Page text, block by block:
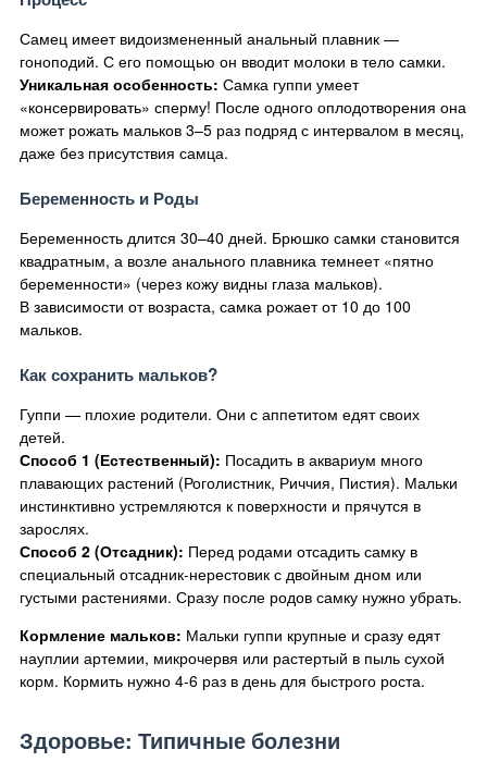
Самец имеет видоизмененный анальный плавник —
гоноподий. С его помощью он вводит молоки в тело самки.
Уникальная особенность: Самка гуппи умеет
«консервировать» сперму! После одного оплодотворения она
может рожать мальков 3–5 раз подряд с интервалом в месяц,
даже без присутствия самца.
Беременность и Роды
Беременность длится 30–40 дней. Брюшко самки становится
квадратным, а возле анального плавника темнеет «пятно
беременности» (через кожу видны глаза мальков).
В зависимости от возраста, самка рожает от 10 до 100
мальков.
Как сохранить мальков?
Гуппи — плохие родители. Они с аппетитом едят своих
детей.
Способ 1 (Естественный): Посадить в аквариум много
плавающих растений (Роголистник, Риччия, Пистия). Мальки
инстинктивно устремляются к поверхности и прячутся в
зарослях.
Способ 2 (Отсадник): Перед родами отсадить самку в
специальный отсадник-нерестовик с двойным дном или
густыми растениями. Сразу после родов самку нужно убрать.
Кормление мальков: Мальки гуппи крупные и сразу едят
науплии артемии, микрочервя или растертый в пыль сухой
корм. Кормить нужно 4-6 раз в день для быстрого роста.
Здоровье: Типичные болезни